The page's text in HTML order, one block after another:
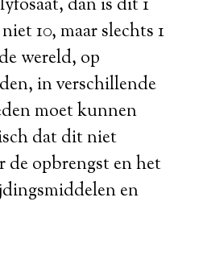
dan is dit 1
10, maar slechts 1
wereld, op
in verschillende
moet kunnen
dat dit niet
de opbrengst en het
en